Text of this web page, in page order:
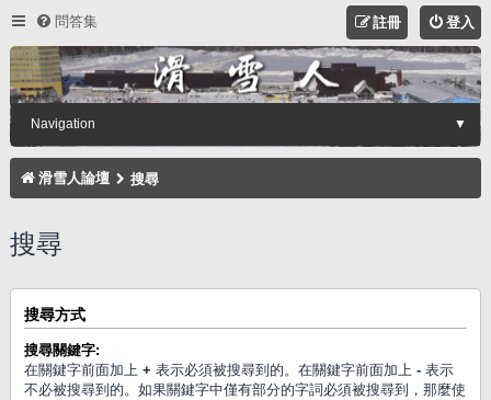
問答集 登入
註冊
Navigation ▼
滑雪人論壇 搜尋
搜尋
搜尋方式
搜尋關鍵字:
在關鍵字前面加上 + 表示必須被搜尋到的。在關鍵字前面加上 - 表示
不必被搜尋到的。如果關鍵字中僅有部分的字詞必須被搜尋到，那麼使